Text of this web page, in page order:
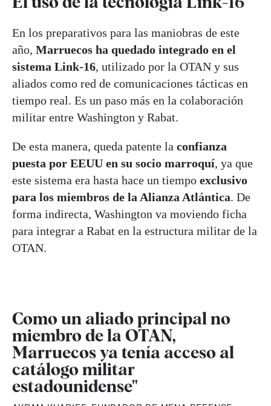
En los preparativos para las maniobras de este
año, Marruecos ha quedado integrado en el
sistema Link-16, utilizado por la OTAN y sus
aliados como red de comunicaciones tácticas en
tiempo real. Es un paso más en la colaboración
militar entre Washington y Rabat.
De esta manera, queda patente la confianza
puesta por EEUU en su socio marroquí, ya que
este sistema era hasta hace un tiempo exclusivo
para los miembros de la Alianza Atlántica. De
forma indirecta, Washington va moviendo ficha
para integrar a Rabat en la estructura militar de la
OTAN.
Como un aliado principal no
miembro de la OTAN,
Marruecos ya tenía acceso al
catálogo militar
estadounidense"